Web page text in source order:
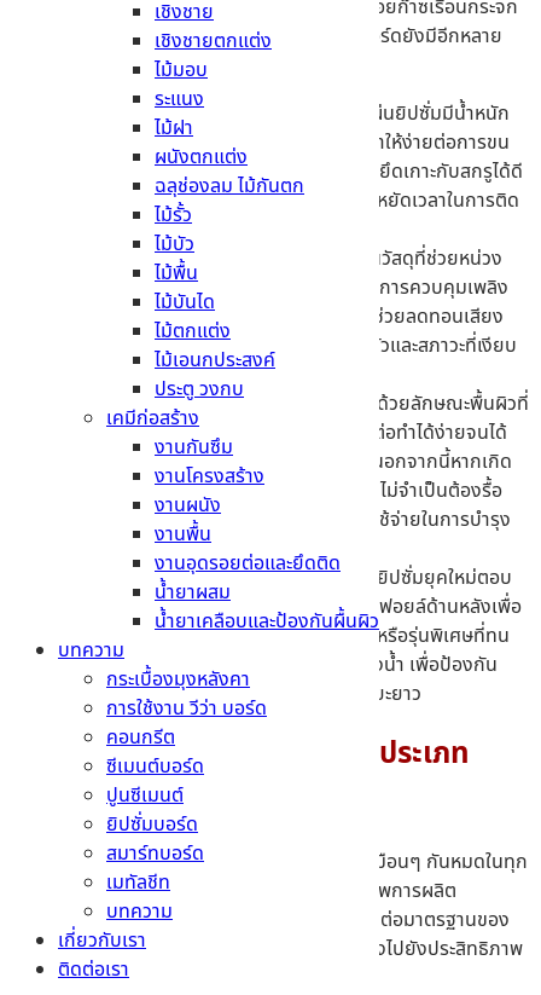
เชิงชาย
เชิงชายตกแต่ง
ไม้มอบ
ระแนง
ไม้ฝา
ผนังตกแต่ง
ฉลุช่องลม ไม้กันตก
ไม้รั้ว
ไม้บัว
ไม้พื้น
ไม้บันได
ไม้ตกแต่ง
ไม้เอนกประสงค์
ประตู วงกบ
เคมีก่อสร้าง
งานกันซึม
งานโครงสร้าง
งานผนัง
งานพื้น
งานอุดรอยต่อและยึดติด
น้ำยาผสม
น้ำยาเคลือบและป้องกันผื้นผิว
บทความ
กระเบื้องมุงหลังคา
การใช้งาน วีว่า บอร์ด
คอนกรีต
ซีเมนต์บอร์ด
ปูนซีเมนต์
ยิปซั่มบอร์ด
สมาร์ทบอร์ด
เมทัลชีท
บทความ
เกี่ยวกับเรา
ติดต่อเรา
กระบวนการผลิตที่เป็นมิตรต่อสิ่งแวดล้อมและปล่อยก๊าซเรือนกระจก
ต่ำอีกด้วย โดยข้อดีของการเลือกใช้แผ่นยิปซั่มบอร์ดยังมีอีกหลาย
น้ำหนักเบาแต่แข็งแรง ติดตั้งรวดเร็ว
– แผ่นยิปซั่มมีน้ำหนัก
เบากว่าแผ่นซีเมนต์บอร์ดในขนาดเท่ากัน ทำให้ง่ายต่อการขน
ย้ายและลดภาระโครงสร้างอาคาร อีกทั้งยังยึดเกาะกับสกรูได้ดี
เยี่ยม มั่นใจได้ในความแข็งแรงและช่วยประหยัดเวลาในการติด
ตั้งได้มากกว่าหลายเท่าตัว
ประสิทธิภาพสูงด้านความปลอดภัย
– เป็นวัสดุที่ช่วยหน่วง
การลามไฟได้นาน 1-3 ชั่วโมง เพิ่มโอกาสในการควบคุมเพลิง
และด้วยเนื้อยิปซั่มที่มีความหนาแน่นสูงยังช่วยลดทอนเสียง
รบกวนได้ดีเยี่ยม ช่วยสร้างความเป็นส่วนตัวและสภาวะที่เงียบ
สงบให้กับห้องพักอาศัยหรือห้องทำงาน
งานผิวสวยไร้รอยต่อ และซ่อมแซมง่าย
– ด้วยลักษณะพื้นผิวที่
เรียบเนียนสม่ำเสมอ ทำให้การฉาบปิดรอยต่อทำได้ง่ายจนได้
งานที่ดูเป็นผืนเดียวกันสวยงามไร้รอยต่อ นอกจากนี้หากเกิด
การชำรุด สามารถซ่อมแซมเฉพาะจุดได้โดยไม่จำเป็นต้องรื้อ
ถอนใหม่ทั้งระบบ จึงช่วยลดทั้งเวลาและค่าใช้จ่ายในการบำรุง
นวัตกรรมเพื่อการอยู่อาศัยที่สบาย– แผ่นยิปซั่มยุคใหม่ตอบ
โจทย์ทุกสภาพพื้นที่ด้วยรุ่นพิเศษ ทั้งแบบมีฟอยล์ด้านหลังเพื่อ
สะท้อนรังสีความร้อนสำหรับงานฝ้าเพดาน หรือรุ่นพิเศษที่ทน
ต่อความชื้นสูงสำหรับใช้ในห้องครัว และห้องน้ำ เพื่อป้องกัน
ปัญหาแผ่นบวมแอ่นตัวหรือเกิดเชื้อราในระยะยาว
ยิปซั่มบอร์ด ตรามังกร มีกี่ประเภท
ด้วยลักษณะภายนอกแล้ว ยิปซั่มบอร์ดอาจจะดูเหมือนๆ กันหมดในทุก
ยี่ห้อสำหรับรุ่นมาตรฐาน แต่ความเป็นจริง คุณภาพการผลิต
เทคโนโลยีที่ใช้ คุณภาพของแร่ ฯลฯ ทั้งหมดส่งผลต่อมาตรฐานของ
วัสดุก่อสร้างทั้งสิ้น โดยทั้งหมดนี้ยังส่งผลต่อเนื่องไปยังประสิทธิภาพ
และอายุการใช้งานของยิปซั่มบอร์ดอีกด้วย